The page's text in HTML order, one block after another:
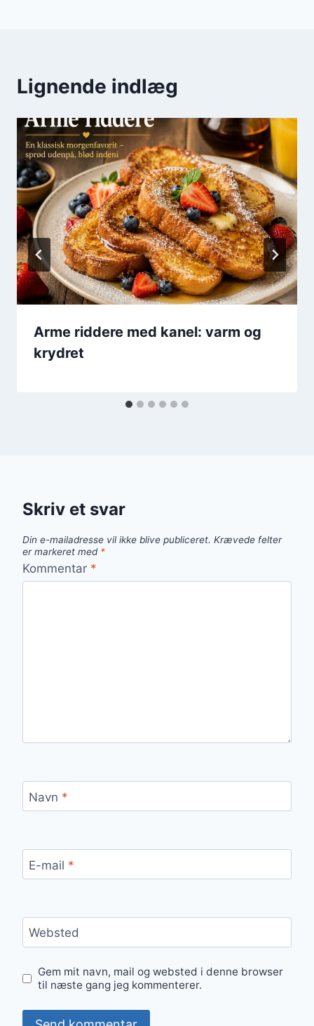
Lignende indlæg
Arme riddere med kanel: varm og
krydret
Skriv et svar
Din e-mailadresse vil ikke blive publiceret. Krævede felter
er markeret med *
Kommentar *
Navn *
E-mail *
Websted
Gem mit navn, mail og websted i denne browser
til næste gang jeg kommenterer.